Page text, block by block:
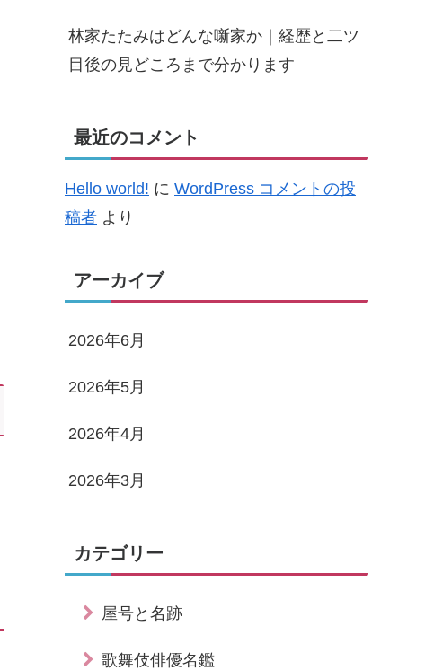
林家たたみはどんな噺家か｜経歴と二ツ
目後の見どころまで分かります
最近のコメント
Hello world! に WordPress コメントの投
稿者 より
アーカイブ
2026年6月
2026年5月
2026年4月
2026年3月
カテゴリー
屋号と名跡
歌舞伎俳優名鑑